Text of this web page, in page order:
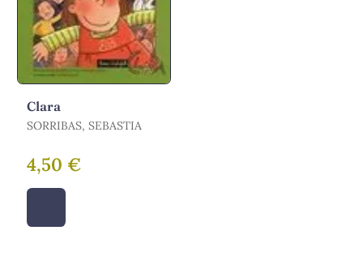
Clara
SORRIBAS, SEBASTIA
4,50 €